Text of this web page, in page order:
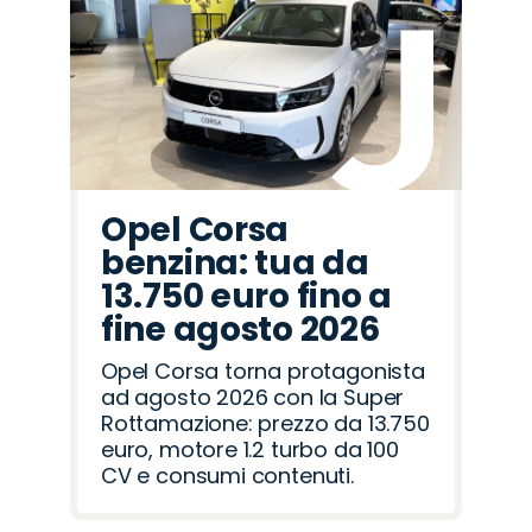
Cupra
Citroën
Lancia
Jeep
Fiat
Alfa
Romeo
Omoda
Opel
Land
Rover
Seat
Mazda
Jaecoo
Hyundai
Abarth
Peugeot
Opel Corsa
benzina: tua da
13.750 euro fino a
fine agosto 2026
Opel Corsa torna protagonista
ad agosto 2026 con la Super
Rottamazione: prezzo da 13.750
euro, motore 1.2 turbo da 100
CV e consumi contenuti.